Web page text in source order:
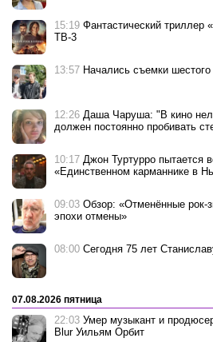
15:19 Фантастический триллер
ТВ-3
13:57 Начались съемки
12:26 Даша Чаруша: "В кино
должен постоянно пробивать
10:17 Джон Туртурро пытается
«Единственном карманнике в
09:03 Обзор: «Отменённые рок-
эпохи отмены»
08:00 Сегодня 75 лет
07.08.2026 пятница
22:03 Умер музыкант и
Blur Уильям Орбит